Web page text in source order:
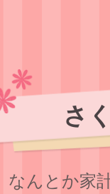
さ
なんとか家